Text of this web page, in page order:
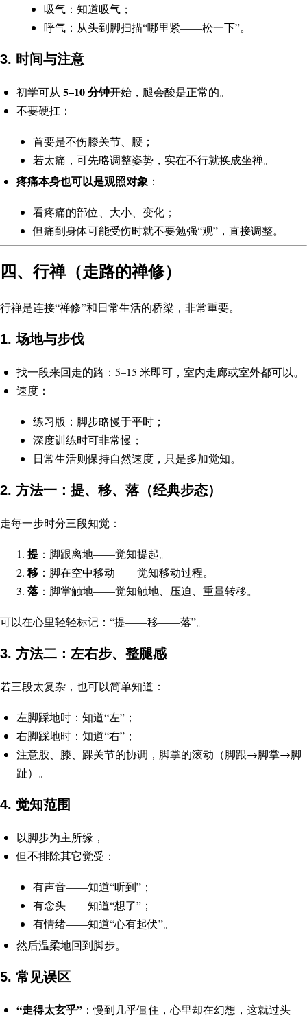
吸气：知道吸气；
呼气：从头到脚扫描“哪里紧——松一下”。
3. 时间与注意
初学可从 5–10 分钟开始，腿会酸是正常的。
不要硬扛：
首要是不伤膝关节、腰；
若太痛，可先略调整姿势，实在不行就换成坐禅。
疼痛本身也可以是观照对象 ：
看疼痛的部位、大小、变化；
但痛到身体可能受伤时就不要勉强“观”，直接调整。
四、行禅（走路的禅修）
行禅是连接“禅修”和日常生活的桥梁，非常重要。
1. 场地与步伐
找一段来回走的路：5–15 米即可，室内走廊或室外都可以。
速度：
练习版：脚步略慢于平时；
深度训练时可非常慢；
日常生活则保持自然速度，只是多加觉知。
2. 方法一：提、移、落（经典步态）
走每一步时分三段知觉：
提 ：脚跟离地——觉知提起。
移 ：脚在空中移动——觉知移动过程。
落 ：脚掌触地——觉知触地、压迫、重量转移。
可以在心里轻轻标记：“提——移——落”。
3. 方法二：左右步、整腿感
若三段太复杂，也可以简单知道：
左脚踩地时：知道“左”；
右脚踩地时：知道“右”；
注意股、膝、踝关节的协调，脚掌的滚动（脚跟→脚掌→脚
趾）。
4. 觉知范围
以脚步为主所缘，
但不排除其它觉受：
有声音——知道“听到”；
有念头——知道“想了”；
有情绪——知道“心有起伏”。
然后温柔地回到脚步。
5. 常见误区
“走得太玄乎” ：慢到几乎僵住，心里却在幻想，这就过头